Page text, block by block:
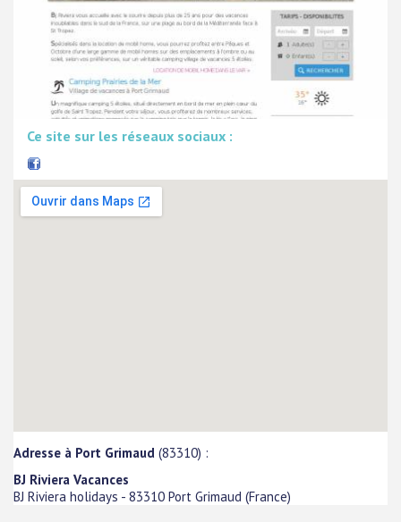
Ce site sur les réseaux sociaux :
Adresse à Port Grimaud (83310) :
BJ Riviera Vacances
BJ Riviera holidays - 83310 Port Grimaud (France)